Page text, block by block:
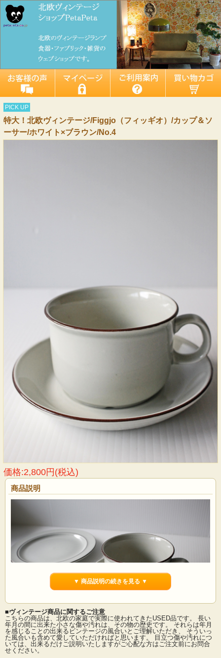
PICK UP
特大！北欧ヴィンテージ/Figgjo（フィッギオ）/カップ＆ソ
ーサー/ホワイト×ブラウン/No.4
価格:2,800円(税込)
商品説明
ノルウェー、フィッギオ社のカップ＆ソーサーです。こちらは落ち着いたミルク
カラーにブラウンの淵回りでデザインされています。大きさもあり、丸みを帯び
た機能的なフォルムでたっぷりのお茶やカフェオーレなどを飲むのにぴったりで
▼ 商品説明の続きを見る ▼
■ヴィンテージ商品に関するご注意
こちらの商品は、北欧の家庭で実際に使われてきたUSED品です。 長い
年月の間に出来た小さな傷や汚れは、その物の歴史です。 それらは年月
を感じることの出来るビンテージの風合いとご理解いただき、 そういっ
た風合いも含めて愛していただければと思います。 目立つ傷や汚れにつ
いては、出来るだけご説明いたしますがご心配な方はご注文前にお問合
せください。